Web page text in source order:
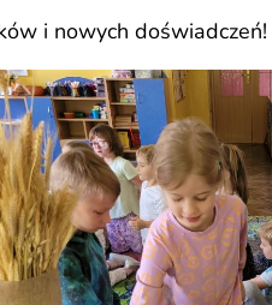
i nowych doświadczeń!